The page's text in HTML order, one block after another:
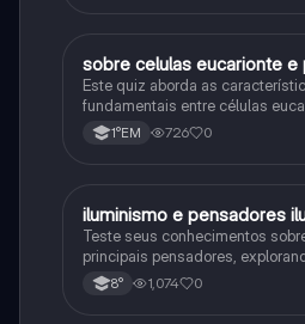
Biologia
sobre celulas eucarionte e
Este quiz aborda as
fundamentais entre células
procariontes.
1°EM 726 0
História
iluminismo e pensadores
Teste seus conhecimentos
principais pensadores,
impacto histórico.
8° 1,074 0